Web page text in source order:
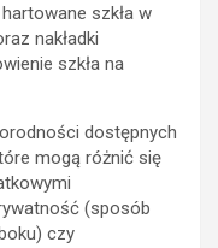
szkła w
nakładki
szkła na
dostępnych
mogą różnić się
(sposób
czy